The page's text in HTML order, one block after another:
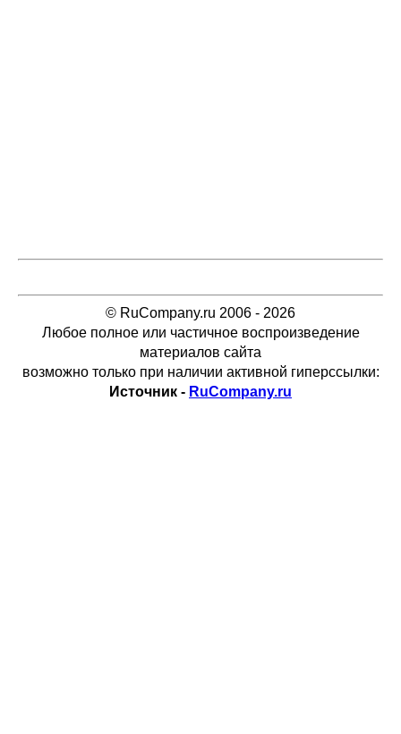
© RuCompany.ru 2006 - 2026
Любое полное или частичное воспроизведение
материалов сайта
возможно только при наличии активной гиперссылки:
Источник - RuCompany.ru